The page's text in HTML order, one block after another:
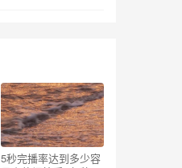
5秒完播率达到多少容